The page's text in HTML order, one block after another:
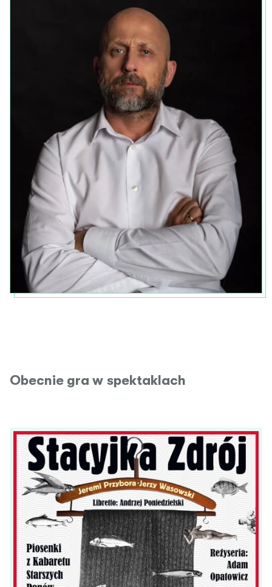
Obecnie gra w spektaklach